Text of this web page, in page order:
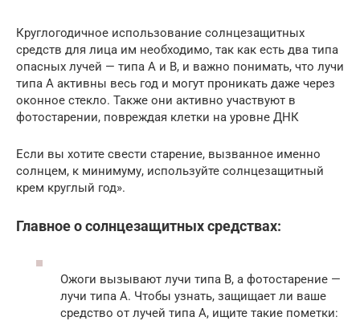
Круглогодичное использование солнцезащитных
средств для лица им необходимо, так как есть два типа
опасных лучей — типа А и В, и важно понимать, что лучи
типа А активны весь год и могут проникать даже через
оконное стекло. Также они активно участвуют в
фотостарении, повреждая клетки на уровне ДНК
Если вы хотите свести старение, вызванное именно
солнцем, к минимуму, используйте солнцезащитный
крем круглый год».
Главное о солнцезащитных средствах:
Ожоги вызывают лучи типа В, а фотостарение —
лучи типа А. Чтобы узнать, защищает ли ваше
средство от лучей типа А, ищите такие пометки: